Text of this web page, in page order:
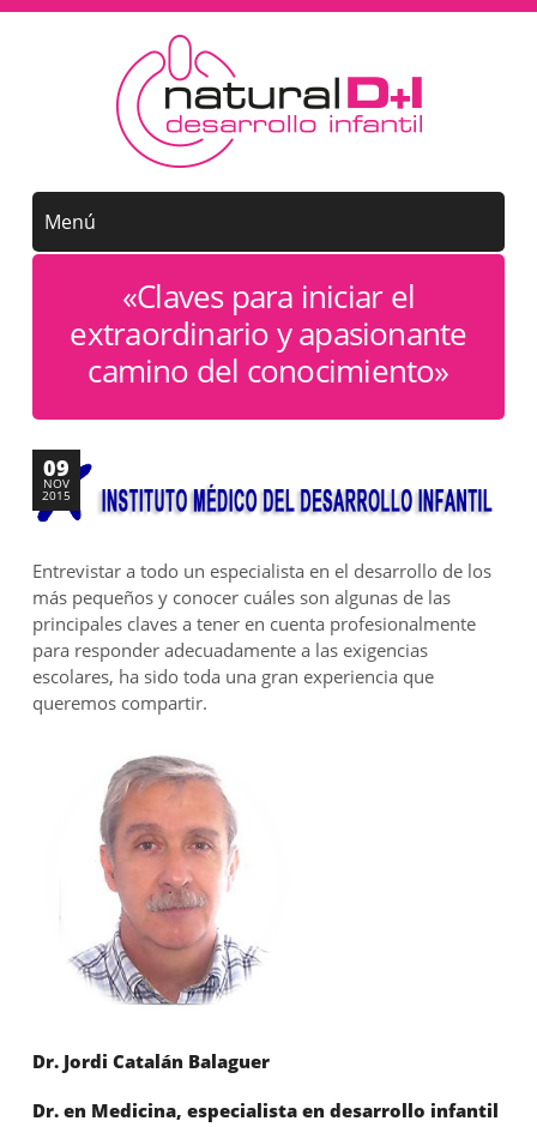
«Claves para iniciar el
extraordinario y apasionante
camino del conocimiento»
09
NOV
2015
Entrevistar a todo un especialista en el desarrollo de los
más pequeños y conocer cuáles son algunas de las
principales claves a tener en cuenta profesionalmente
para responder adecuadamente a las exigencias
escolares, ha sido toda una gran experiencia que
queremos compartir.
Dr. Jordi Catalán Balaguer
Dr. en Medicina, especialista en desarrollo infantil